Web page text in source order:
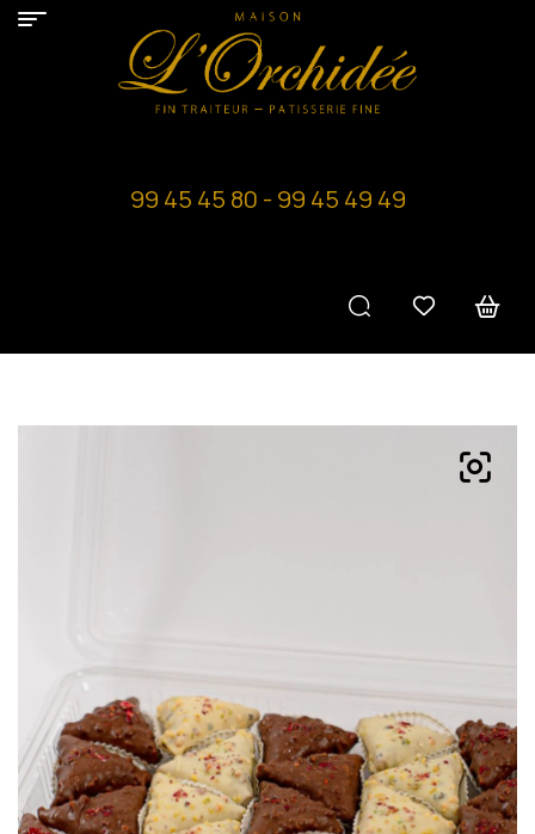
99 45 45 80 - 99 45 49 49